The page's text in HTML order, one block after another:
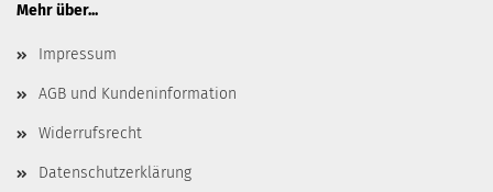
Mehr über...
Impressum
AGB und Kundeninformation
Widerrufsrecht
Datenschutzerklärung